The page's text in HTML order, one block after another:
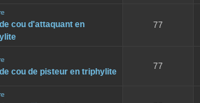
cou d'attaquant en
77
cou de pisteur en triphylite
77